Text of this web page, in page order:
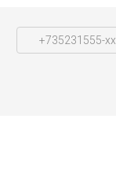
+735231555-xx